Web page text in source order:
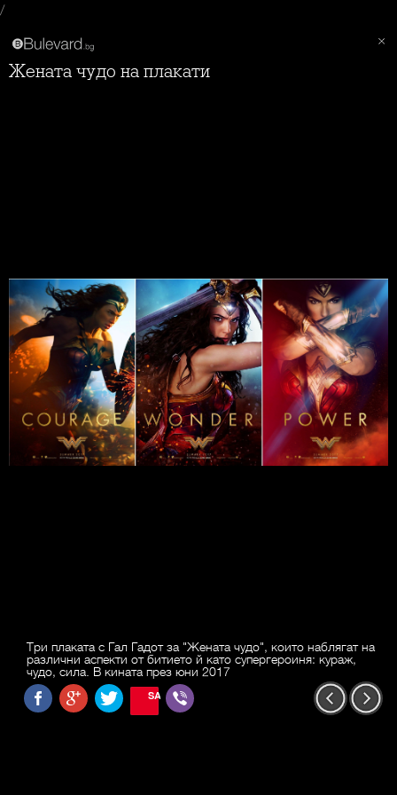
/
Жената чудо на плакати
Три плаката с Гал Гадот за "Жената чудо", които наблягат на
различни аспекти от битието й като супергероиня: кураж,
чудо, сила. В кината през юни 2017
SAVE